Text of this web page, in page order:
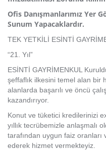
Ofis Danışmanlarımız Yer
Sunum Yapacaklardır.
TEK YETKİLİ ESİNTİ
“21. Yıl”
ESİNTİ GAYRİMENKUL
şeffaflık ilkesini temel alan bir
alanlarda başarılı ve öncü
kazandırıyor.
Konut ve tüketici kredilerinizi
yıllık tecrübemizle anlaşmalı
tarafından uygun faiz
ederek hizmet vermekteyiz.